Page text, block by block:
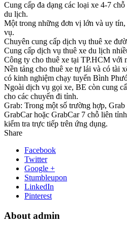
Cung cấp đa dạng các loại xe 4-7
du lịch.
Một trong những đơn vị lớn và uy
vụ.
Chuyên cung cấp dịch vụ thuê xe
Cung cấp dịch vụ thuê xe du lịch
Công ty cho thuê xe tại TP.HCM với
Nền tảng cho thuê xe tự lái và có tài
có kinh nghiệm chạy tuyến Bình
Ngoài dịch vụ gọi xe, BE còn cung
cho các chuyến đi tỉnh.
Grab: Trong một số trường hợp,
GrabCar hoặc GrabCar 7 chỗ liên
kiểm tra trực tiếp trên ứng dụng.
Share
Facebook
Twitter
Google +
Stumbleupon
LinkedIn
Pinterest
About admin